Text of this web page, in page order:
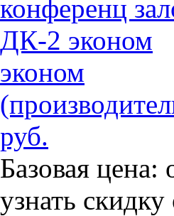
эконом
руб.
Базовая цена:
узнать